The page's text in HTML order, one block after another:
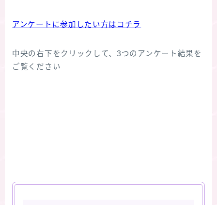
アンケートに参加したい方はコチラ
中央の右下をクリックして、3つのアンケート結果を
ご覧ください